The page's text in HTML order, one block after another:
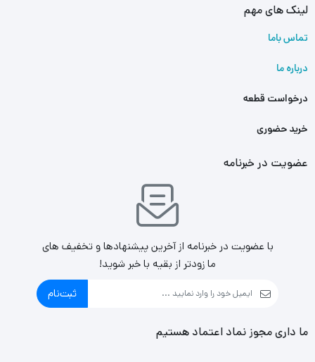
لینک های مهم
تماس باما
درباره ما
درخواست قطعه
خرید حضوری
عضویت در خبرنامه
با عضویت در خبرنامه از آخرین پیشنهادها و تخفیف های
ما زودتر از بقیه با خبر شوید!
ثبت‌نام
ما داری مجوز نماد اعتماد هستیم